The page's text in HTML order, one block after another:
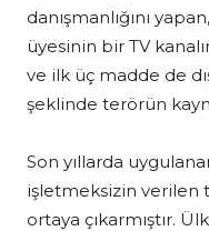
danışmanlığını
üyesinin bir TV
ve ilk üç madde de
şeklinde terörün
Son yıllarda
işletmeksizin verilen
ortaya çıkarmıştır.